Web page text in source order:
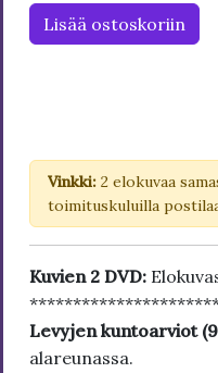
Lisää ostoskoriin
Vinkki: 2 elokuvaa
toimituskuluilla
Kuvien 2 DVD:
Levyjen kuntoarviot
alareunassa.